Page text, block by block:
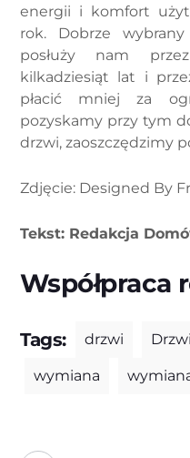
energii i komfort
rok. Dobrze
posłuży nam
kilkadziesiąt lat i
płacić mniej za
pozyskamy przy tym
drzwi, zaoszczędzimy
Zdjęcie: Designed By
Tekst: Redakcja
Współpraca
Tags: drzwi
wymiana